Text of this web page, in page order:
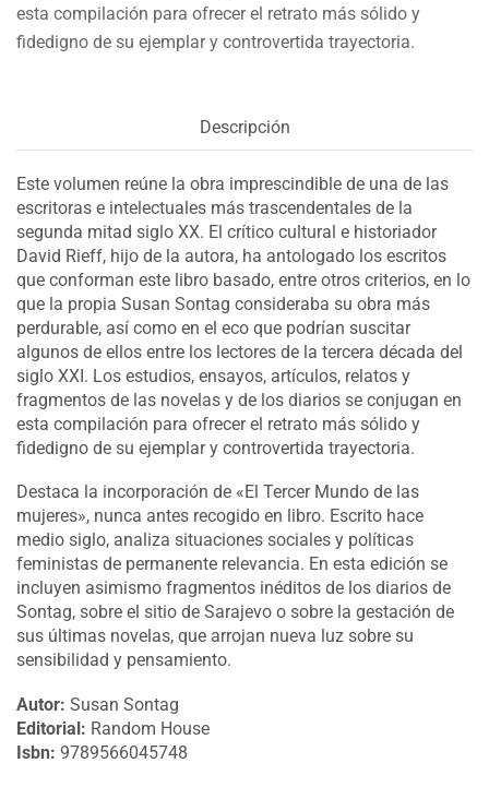
esta compilación para ofrecer el retrato más sólido y
fidedigno de su ejemplar y controvertida trayectoria.
Descripción
Este volumen reúne la obra imprescindible de una de las
escritoras e intelectuales más trascendentales de la
segunda mitad siglo XX. El crítico cultural e historiador
David Rieff, hijo de la autora, ha antologado los escritos
que conforman este libro basado, entre otros criterios, en lo
que la propia Susan Sontag consideraba su obra más
perdurable, así como en el eco que podrían suscitar
algunos de ellos entre los lectores de la tercera década del
siglo XXI. Los estudios, ensayos, artículos, relatos y
fragmentos de las novelas y de los diarios se conjugan en
esta compilación para ofrecer el retrato más sólido y
fidedigno de su ejemplar y controvertida trayectoria.
Destaca la incorporación de «El Tercer Mundo de las
mujeres», nunca antes recogido en libro. Escrito hace
medio siglo, analiza situaciones sociales y políticas
feministas de permanente relevancia. En esta edición se
incluyen asimismo fragmentos inéditos de los diarios de
Sontag, sobre el sitio de Sarajevo o sobre la gestación de
sus últimas novelas, que arrojan nueva luz sobre su
sensibilidad y pensamiento.
Autor: Susan Sontag
Editorial: Random House
Isbn: 9789566045748